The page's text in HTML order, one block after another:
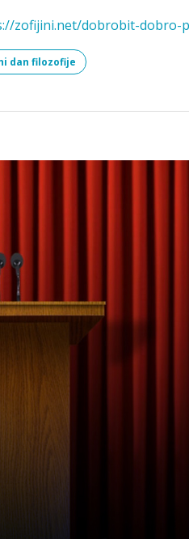
zofijini.net/dobrobit-dobro-
dan filozofije